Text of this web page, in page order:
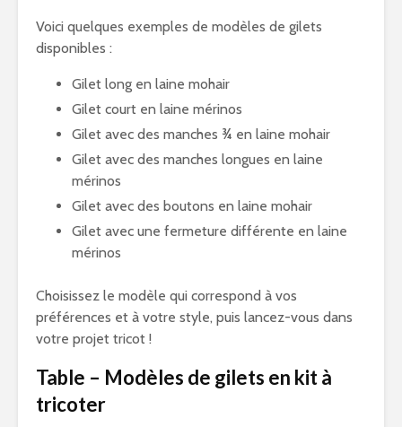
Voici quelques exemples de modèles de gilets
disponibles :
Gilet long en laine mohair
Gilet court en laine mérinos
Gilet avec des manches ¾ en laine mohair
Gilet avec des manches longues en laine
mérinos
Gilet avec des boutons en laine mohair
Gilet avec une fermeture différente en laine
mérinos
Choisissez le modèle qui correspond à vos
préférences et à votre style, puis lancez-vous dans
votre projet tricot !
Table – Modèles de gilets en kit à
tricoter